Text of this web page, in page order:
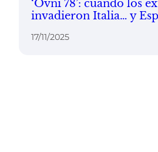
‘Ovni 78’: cuando los
invadieron Italia… y
17/11/2025